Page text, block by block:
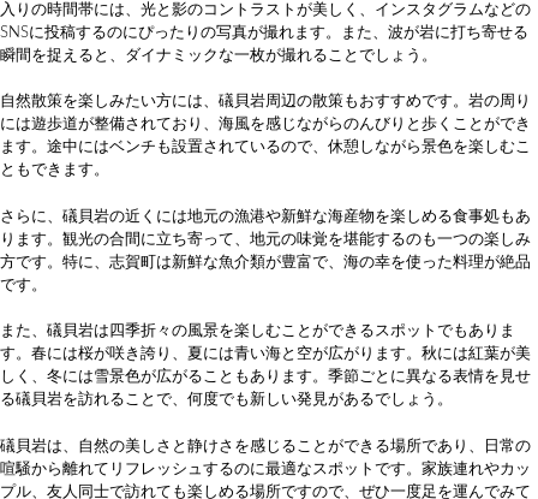
入りの時間帯には、光と影のコントラストが美しく、インスタグラムなどの
SNSに投稿するのにぴったりの写真が撮れます。また、波が岩に打ち寄せる
瞬間を捉えると、ダイナミックな一枚が撮れることでしょう。
自然散策を楽しみたい方には、礒貝岩周辺の散策もおすすめです。岩の周り
には遊歩道が整備されており、海風を感じながらのんびりと歩くことができ
ます。途中にはベンチも設置されているので、休憩しながら景色を楽しむこ
ともできます。
さらに、礒貝岩の近くには地元の漁港や新鮮な海産物を楽しめる食事処もあ
ります。観光の合間に立ち寄って、地元の味覚を堪能するのも一つの楽しみ
方です。特に、志賀町は新鮮な魚介類が豊富で、海の幸を使った料理が絶品
です。
また、礒貝岩は四季折々の風景を楽しむことができるスポットでもありま
す。春には桜が咲き誇り、夏には青い海と空が広がります。秋には紅葉が美
しく、冬には雪景色が広がることもあります。季節ごとに異なる表情を見せ
る礒貝岩を訪れることで、何度でも新しい発見があるでしょう。
礒貝岩は、自然の美しさと静けさを感じることができる場所であり、日常の
喧騒から離れてリフレッシュするのに最適なスポットです。家族連れやカッ
プル、友人同士で訪れても楽しめる場所ですので、ぜひ一度足を運んでみて